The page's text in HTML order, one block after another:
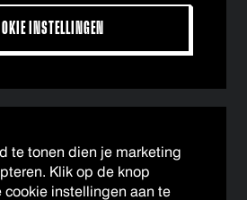
INSTELLINGEN
te tonen dien je marketing
Klik op de knop
cookie instellingen aan te